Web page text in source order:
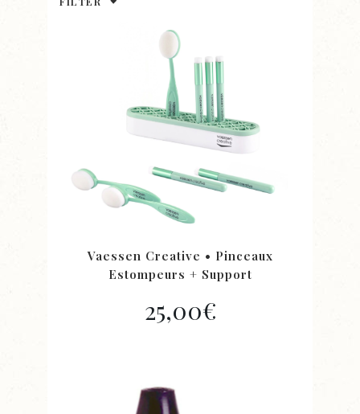
Vaessen Creative • Pinceaux
Estompeurs + Support
25,00€